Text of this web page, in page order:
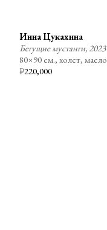
₽220,000
Инна Цукахина
Бегущие мустанги, 2023
80×90 см., холст, масло